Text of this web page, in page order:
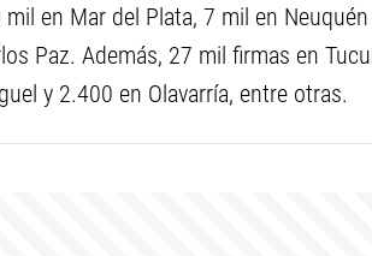
en Mar del Plata, 7 mil en
Paz. Además, 27 mil firmas en
y 2.400 en Olavarría, entre otras.